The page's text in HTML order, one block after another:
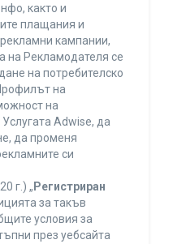
както и
плащания и
кампании,
на Рекламодателя се
на потребителско
на
на
Adwise, да
да променя
си
г.) „ Регистриран
за такъв
условия за
през уебсайта